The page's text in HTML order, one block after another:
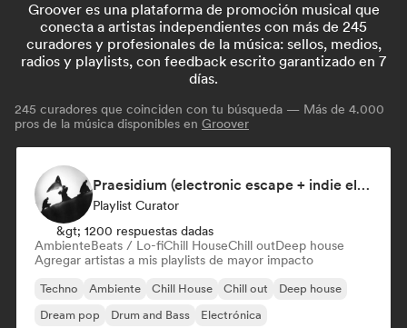
Groover es una plataforma de promoción musical que
conecta a artistas independientes con más de 245
curadores y profesionales de la música: sellos, medios,
radios y playlists, con feedback escrito garantizado en 7
días.
245 curadores que coinciden con tu búsqueda — Más de 4.000
pros de la música disponibles en Groover
Praesidium (electronic escape + indie electronic + sad songs for doomers)
Playlist Curator
&gt; 1200 respuestas dadas
AmbienteBeats / Lo-fiChill HouseChill outDeep house
Agregar artistas a mis playlists de mayor impacto
Techno Ambiente Chill House Chill out
Deep house
Dream pop
Drum and Bass Electrónica